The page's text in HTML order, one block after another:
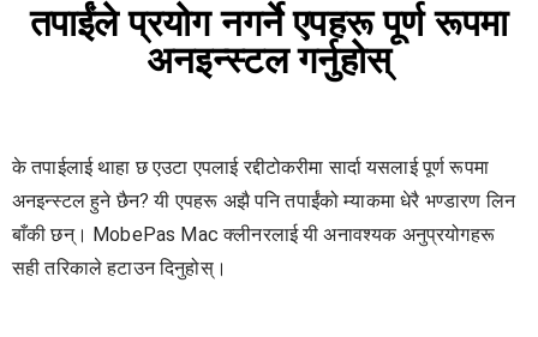
तपाईंले प्रयोग नगर्ने एपहरू पूर्ण रूपमा
अनइन्स्टल गर्नुहोस्
के तपाईलाई थाहा छ एउटा एपलाई रद्दीटोकरीमा सार्दा यसलाई पूर्ण रूपमा
अनइन्स्टल हुने छैन? यी एपहरू अझै पनि तपाईंको म्याकमा धेरै भण्डारण लिन
बाँकी छन्। MobePas Mac क्लीनरलाई यी अनावश्यक अनुप्रयोगहरू
सही तरिकाले हटाउन दिनुहोस्।